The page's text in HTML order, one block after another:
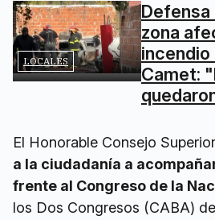
LOCALES
Defensa
zona
incendio
Camet:
El Honorable Consejo
a la ciudadanía a
frente al Congreso de la
los Dos Congresos (CABA)